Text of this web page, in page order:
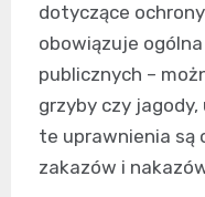
dotyczące
obowiązuje
publicznych –
grzyby czy
te uprawnienia są
zakazów i